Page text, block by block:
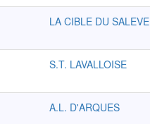
LA CIBLE DU SALEVE
S.T. LAVALLOISE
A.L. D'ARQUES